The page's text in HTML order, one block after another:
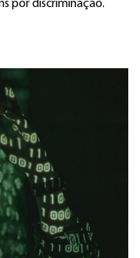
por discriminação.